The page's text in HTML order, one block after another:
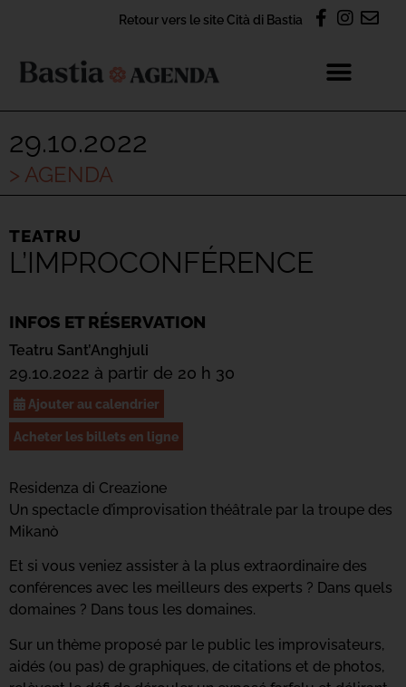
Retour vers le site Cità di Bastia
29.10.2022
> AGENDA
TEATRU
L’IMPROCONFÉRENCE
INFOS ET RÉSERVATION
Teatru Sant’Anghjuli
29.10.2022 à partir de 20 h 30
Ajouter au calendrier
Acheter les billets en ligne
Residenza di Creazione
Un spectacle d’improvisation théâtrale par la troupe des
Mikanò
Et si vous veniez assister à la plus extraordinaire des
conférences avec les meilleurs des experts ? Dans quels
domaines ? Dans tous les domaines.
Sur un thème proposé par le public les improvisateurs,
aidés (ou pas) de graphiques, de citations et de photos,